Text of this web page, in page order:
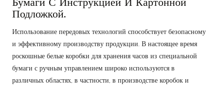
Подложкой.
Использование передовых технологий способствует безопасному
и эффективному производству продукции. В настоящее время
роскошные белые коробки для хранения часов из специальной
бумаги с ручным управлением широко используются в
различных областях, в частности, в производстве коробок и